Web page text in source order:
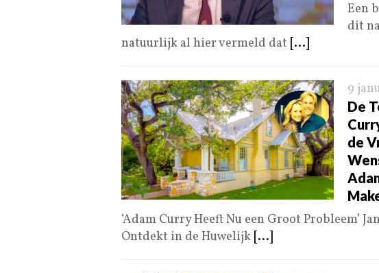
Een
dit
natuurlijk al hier vermeld dat [...]
9
De
de
‘Adam Curry Heeft Nu een Groot Probleem’
Ontdekt in de Huwelijk [...]